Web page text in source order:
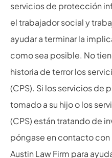
servicios de protección
el trabajador social y
ayudar a terminar la
como sea posible. No
historia de terror los
(CPS). Si los servicios de
tomado a su hijo o los
(CPS) están tratando de
póngase en contacto
Austin Law Firm para